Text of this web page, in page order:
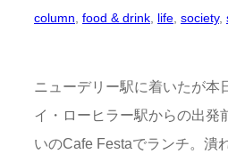
column food & drink life society,
ニューデリー駅に着いたが本
イ・ローヒラー駅からの出発
いのCafe Festaでランチ。潰